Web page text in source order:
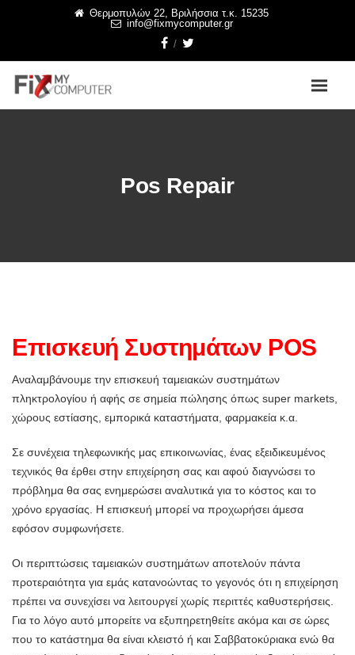
Θερμοπυλών 22, Βριλήσσια τ.κ. 15235
info@fixmycomputer.gr
Pos Repair
Επισκευή Συστημάτων POS
Αναλαμβάνουμε την επισκευή ταμειακών συστημάτων
πληκτρολογίου ή αφής σε σημεία πώλησης όπως super markets,
χώρους εστίασης, εμπορικά καταστήματα, φαρμακεία κ.α.
Σε συνέχεια τηλεφωνικής μας επικοινωνίας, ένας εξειδικευμένος
τεχνικός θα έρθει στην επιχείρηση σας και αφού διαγνώσει το
πρόβλημα θα σας ενημερώσει αναλυτικά για το κόστος και το
χρόνο εργασίας. Η επισκευή μπορεί να προχωρήσει άμεσα
εφόσον συμφωνήσετε.
Οι περιπτώσεις ταμειακών συστημάτων αποτελούν πάντα
προτεραιότητα για εμάς κατανοώντας το γεγονός ότι η επιχείρηση
πρέπει να συνεχίσει να λειτουργεί χωρίς περιττές καθυστερήσεις.
Για το λόγο αυτό μπορείτε να εξυπηρετηθείτε ακόμα και σε ώρες
που το κατάστημα θα είναι κλειστό ή και Σαββατοκύριακα ενώ θα